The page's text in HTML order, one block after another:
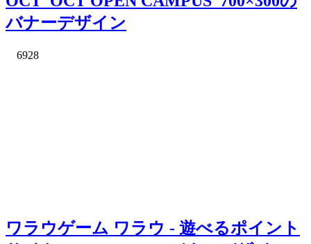
バナーデザイン
6928
ワラウゲーム ワラウ - 遊べるポイント